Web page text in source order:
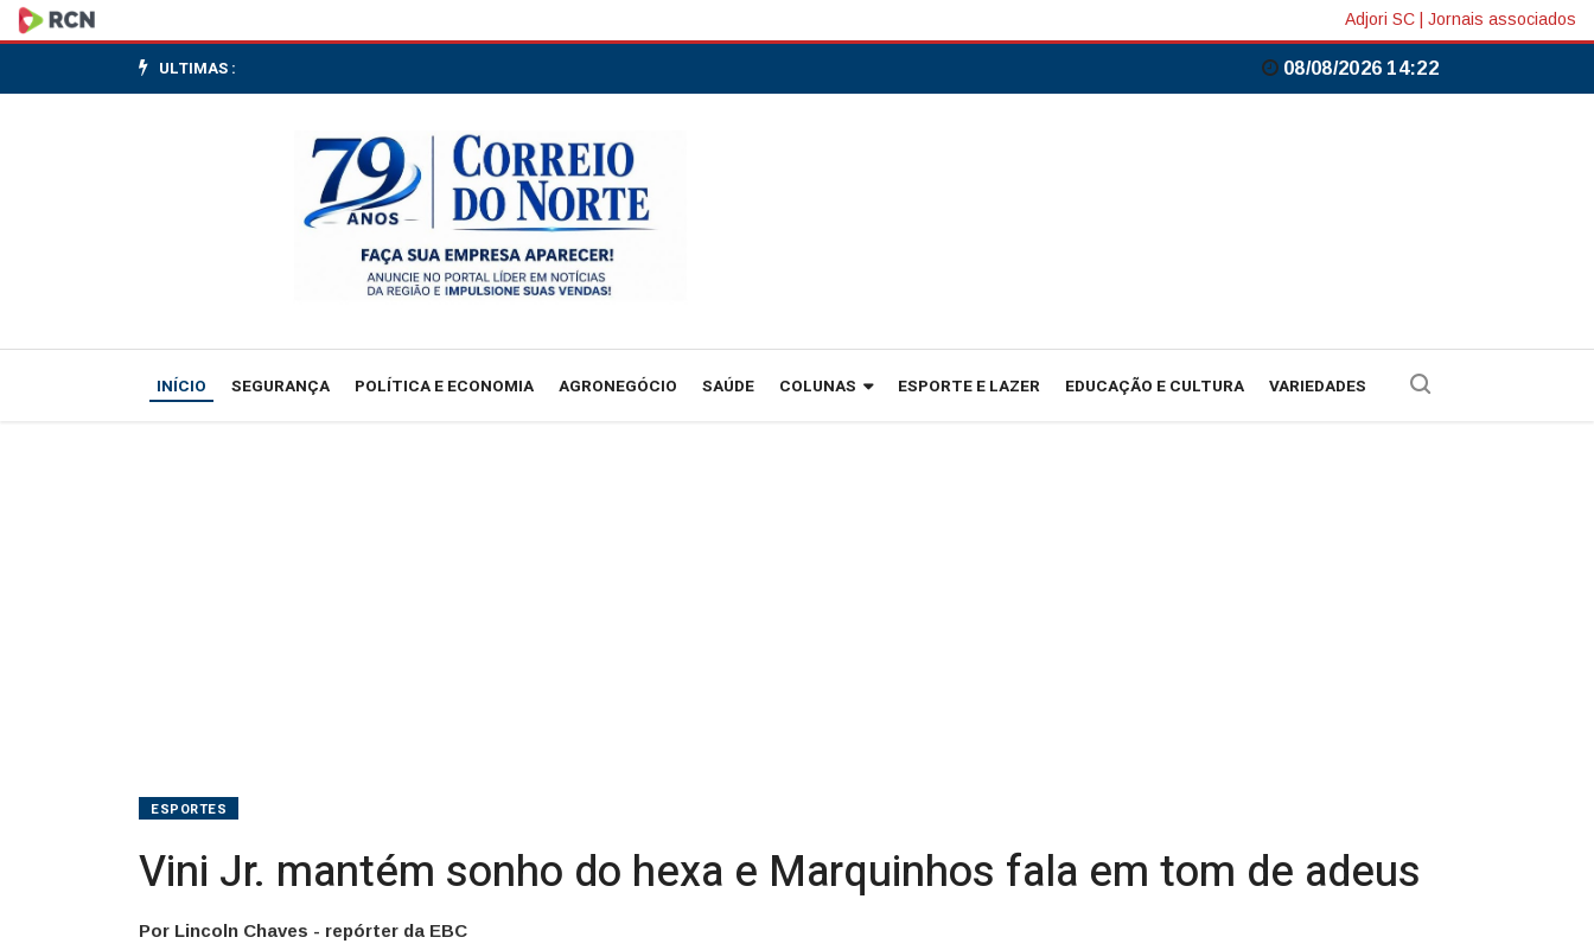
Vini
Jr.
e
Marquinhos
Adjori SC Jornais associados
ULTIMAS : 08/08/2026 14:22
INÍCIO SEGURANÇA POLÍTICA E ECONOMIA AGRONEGÓCIO SAÚDE COLUNAS ESPORTE E LAZER EDUCAÇÃO E CULTURA VARIEDADES
ESPORTES
Vini Jr. mantém sonho do hexa e Marquinhos fala em tom de adeus
Por Lincoln Chaves - repórter da EBC